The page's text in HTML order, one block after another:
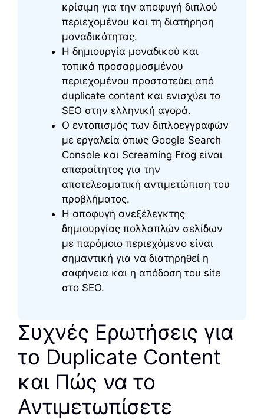
κρίσιμη για την αποφυγή διπλού
περιεχομένου και τη διατήρηση
μοναδικότητας.
Η δημιουργία μοναδικού και
τοπικά προσαρμοσμένου
περιεχομένου προστατεύει από
duplicate content και ενισχύει το
SEO στην ελληνική αγορά.
Ο εντοπισμός των διπλοεγγραφών
με εργαλεία όπως Google Search
Console και Screaming Frog είναι
απαραίτητος για την
αποτελεσματική αντιμετώπιση του
προβλήματος.
Η αποφυγή ανεξέλεγκτης
δημιουργίας πολλαπλών σελίδων
με παρόμοιο περιεχόμενο είναι
σημαντική για να διατηρηθεί η
σαφήνεια και η απόδοση του site
στο SEO.
Συχνές Ερωτήσεις για
το Duplicate Content
και Πώς να το
Αντιμετωπίσετε